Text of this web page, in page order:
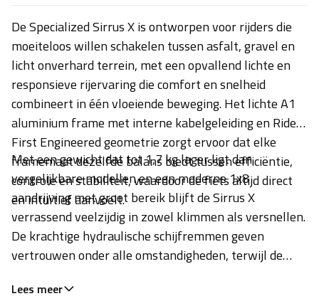
De Specialized Sirrus X is ontworpen voor rijders die
moeiteloos willen schakelen tussen asfalt, gravel en
licht onverhard terrein, met een opvallend lichte en
responsieve rijervaring die comfort en snelheid
combineert in één vloeiende beweging. Het lichte A1
aluminium frame met interne kabelgeleiding en Rider-
First Engineered geometrie zorgt ervoor dat elke
framemaat dezelfde balans biedt tussen efficiëntie,
controle en stabiliteit, waardoor de fiets altijd direct
en intuïtief aanvoelt.
Met een gewicht dat tot 1,7 kg lager ligt dan
vergelijkbare modellen en een moderne 1x8
aandrijving met groot bereik blijft de Sirrus X
verrassend veelzijdig in zowel klimmen als versnellen.
De krachtige hydraulische schijfremmen geven
vertrouwen onder alle omstandigheden, terwijl de
extra grip en snelheid leveren op wisselende
Lees meer